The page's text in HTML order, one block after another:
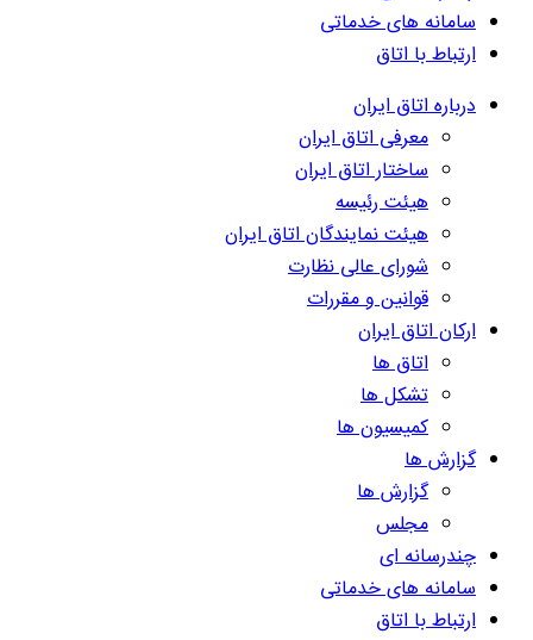
سامانه های خدماتی
ارتباط با اتاق
درباره اتاق ایران
معرفی اتاق ایران
ساختار اتاق ایران
هیئت رئیسه
هیئت نمایندگان اتاق ایران
شورای عالی نظارت
قوانین و مقررات
ارکان اتاق ایران
اتاق ها
تشکل ها
کمیسیون ها
گزارش ها
گزارش ها
مجلس
چندرسانه ای
سامانه های خدماتی
ارتباط با اتاق